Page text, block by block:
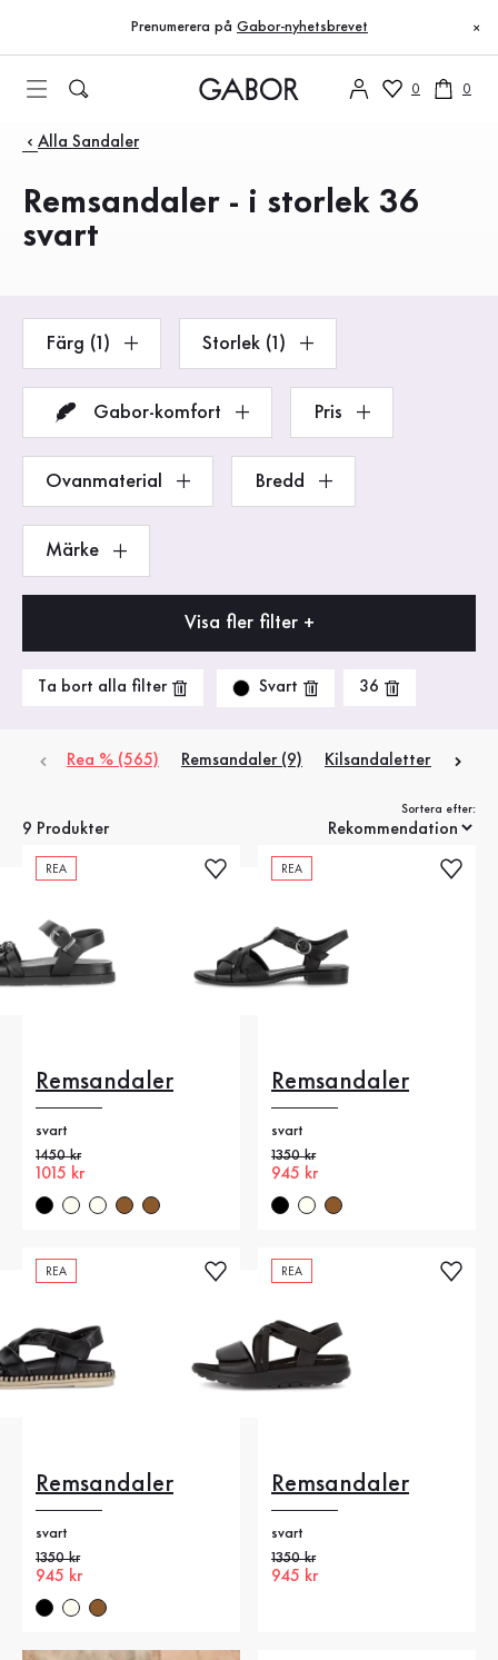
Till innehållsförteckning
Till huvudnavigation
Prenumerera på Gabor-nyhetsbrevet ×
0 0
Produkter
Alla Sandaler
Remsandaler - i storlek 36
svart
Färg (1) Storlek (1)
Gabor-komfort Pris
Ovanmaterial Bredd
Märke
Visa fler filter +
Ta bort alla filter Svart 36
Rea % (565) Remsandaler (9) Kilsandaletter (2)
9 Produkter
Sortera efter:
REA
Remsandaler
svart
Gammalt pris
1450 kr
Nytt pris
1015 kr
REA
Remsandaler
svart
Gammalt pris
1350 kr
Nytt pris
945 kr
REA
Remsandaler
svart
Gammalt pris
1350 kr
Nytt pris
945 kr
REA
Remsandaler
svart
Gammalt pris
1350 kr
Nytt pris
945 kr